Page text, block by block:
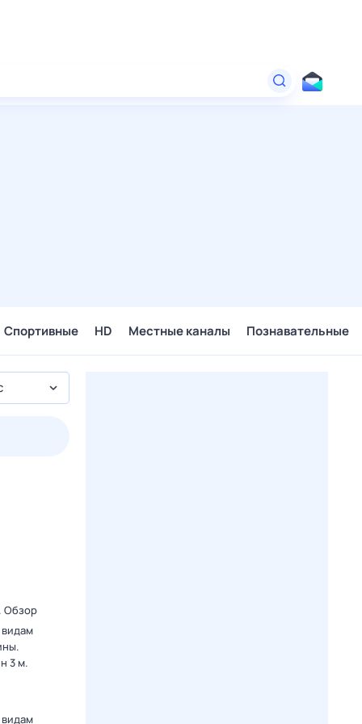
Спортивные HD Местные каналы Познавательные
Обзор
3 м.